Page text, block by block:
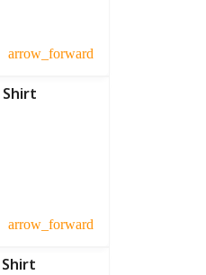
arrow_forward
Shirt
arrow_forward